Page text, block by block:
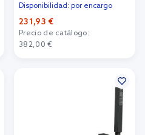
Disponibilidad: por encargo
231,93 €
Precio de catálogo:
382,00 €